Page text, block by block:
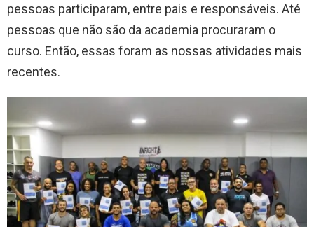
pessoas participaram, entre pais e responsáveis. Até
pessoas que não são da academia procuraram o
curso. Então, essas foram as nossas atividades mais
recentes.